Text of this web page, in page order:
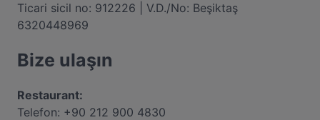
Ticari sicil no: 912226 | V.D./No: Beşiktaş
6320448969
Bize ulaşın
Restaurant:
Telefon: +90 212 900 4830